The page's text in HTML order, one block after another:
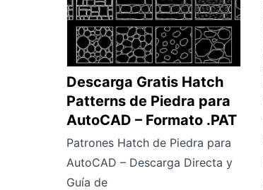
Descarga Gratis Hatch
Patterns de Piedra para
AutoCAD – Formato .PAT
Patrones Hatch de Piedra para
AutoCAD – Descarga Directa y
Guía de